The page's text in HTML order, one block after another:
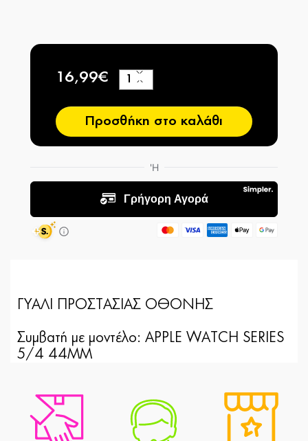
16,99€
−
+
Προσθήκη στο καλάθι
ΓΥΑΛΙ ΠΡΟΣΤΑΣΙΑΣ ΟΘΟΝΗΣ
Συμβατή με μοντέλο: APPLE WATCH SERIES
5/4 44MM